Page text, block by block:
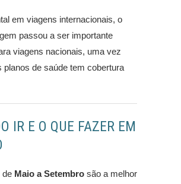
em viagens internacionais, o
passou a ser importante
viagens nacionais, uma vez
planos de saúde tem cobertura
IR E O QUE FAZER EM
de Maio a Setembro são a melhor